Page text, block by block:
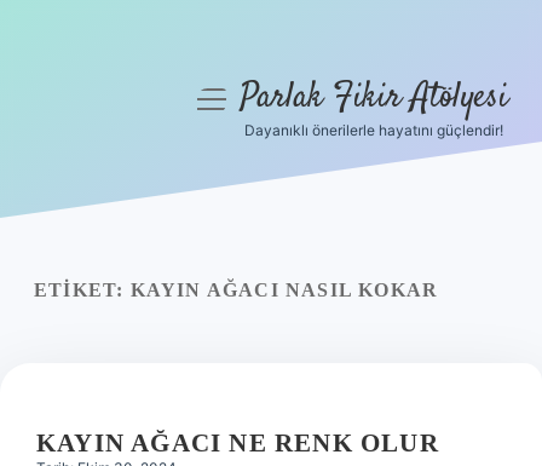
Yasal Uyarı
menüyüParlak Fikir Atölyesi
Dayanıklı önerilerle hayatını güçlendir!
ETIKET: KAYIN AĞACI NASIL KOKAR
KAYIN AĞACI NE RENK OLUR